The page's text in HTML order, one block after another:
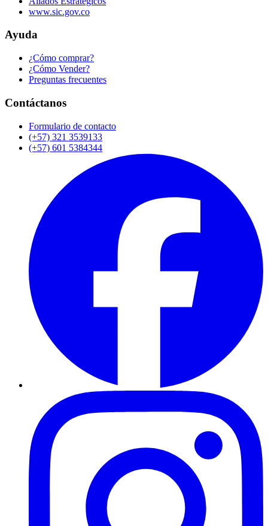
www.sic.gov.co
Ayuda
¿Cómo comprar?
¿Cómo Vender?
Preguntas frecuentes
Contáctanos
Formulario de contacto
(+57) 321 3539133
(+57) 601 5384344